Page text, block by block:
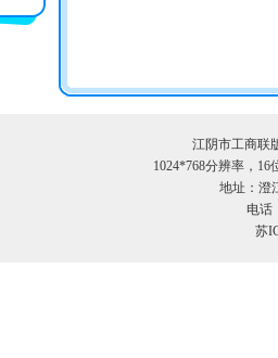
江阴市工商联
1024*768分辨率，
地址：澄
电话
苏